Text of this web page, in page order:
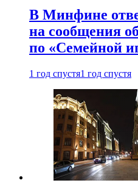
В Минфине
на сообщения
по «Семейной
1 год спустя1 год спустя